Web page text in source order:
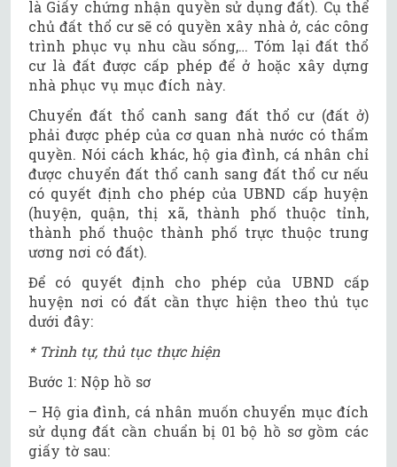
là Giấy chứng nhận quyền sử dụng đất). Cụ thể
chủ đất thổ cư sẽ có quyền xây nhà ở, các công
trình phục vụ nhu cầu sống,… Tóm lại đất thổ
cư là đất được cấp phép để ở hoặc xây dựng
nhà phục vụ mục đích này.
Chuyển đất thổ canh sang đất thổ cư (đất ở)
phải được phép của cơ quan nhà nước có thẩm
quyền. Nói cách khác, hộ gia đình, cá nhân chỉ
được chuyển đất thổ canh sang đất thổ cư nếu
có quyết định cho phép của UBND cấp huyện
(huyện, quận, thị xã, thành phố thuộc tỉnh,
thành phố thuộc thành phố trực thuộc trung
ương nơi có đất).
Để có quyết định cho phép của UBND cấp
huyện nơi có đất cần thực hiện theo thủ tục
dưới đây:
* Trình tự, thủ tục thực hiện
Bước 1: Nộp hồ sơ
– Hộ gia đình, cá nhân muốn chuyển mục đích
sử dụng đất cần chuẩn bị 01 bộ hồ sơ gồm các
giấy tờ sau: